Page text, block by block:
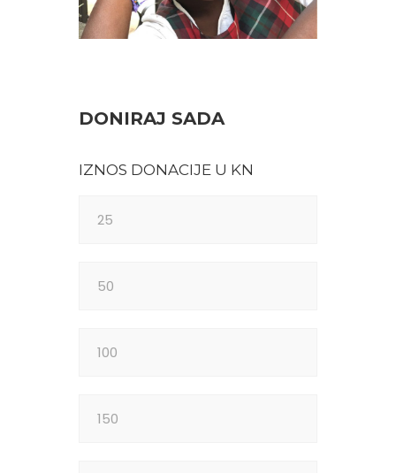
DONIRAJ SADA
IZNOS DONACIJE U KN